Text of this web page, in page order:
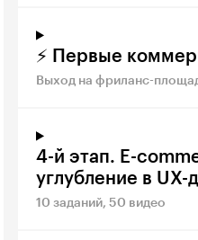
⚡️ Первые
Выход на фриланс-
4-й этап. E-
углубление в UX-
10 заданий, 50 видео